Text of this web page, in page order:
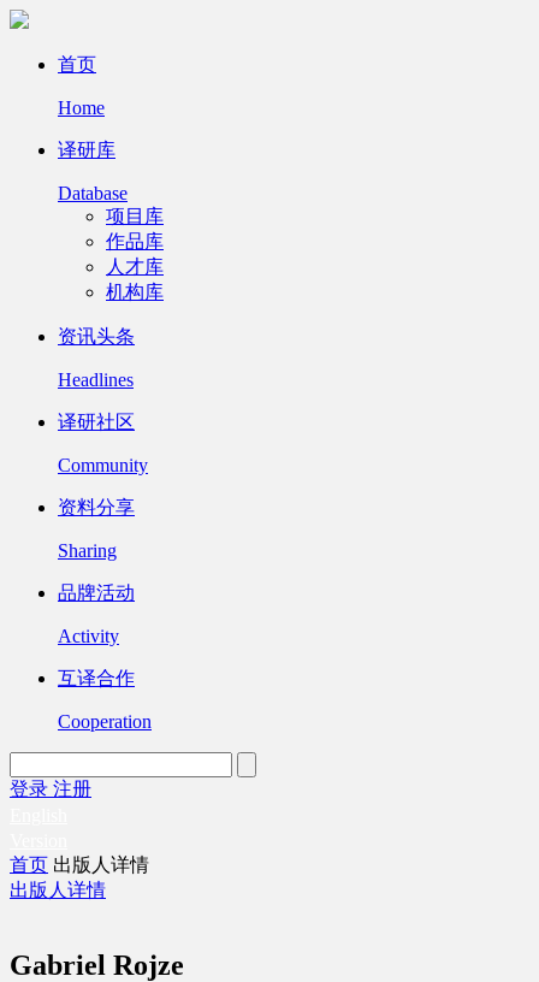
首页
Home
译研库
Database
项目库
作品库
人才库
机构库
资讯头条
Headlines
译研社区
Community
资料分享
Sharing
品牌活动
Activity
互译合作
Cooperation
登录 注册
首页 出版人详情
出版人详情
Gabriel Rojze